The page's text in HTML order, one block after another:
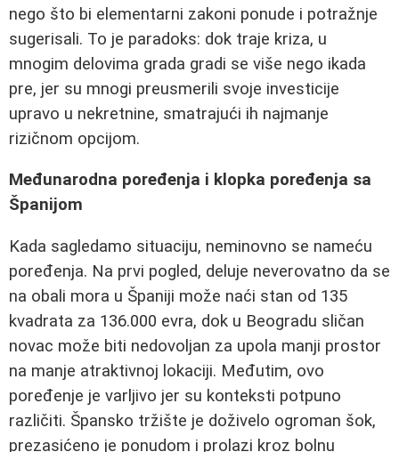
nego što bi elementarni zakoni ponude i potražnje
sugerisali. To je paradoks: dok traje kriza, u
mnogim delovima grada gradi se više nego ikada
pre, jer su mnogi preusmerili svoje investicije
upravo u nekretnine, smatrajući ih najmanje
rizičnom opcijom.
Međunarodna poređenja i klopka poređenja sa
Španijom
Kada sagledamo situaciju, neminovno se nameću
poređenja. Na prvi pogled, deluje neverovatno da se
na obali mora u Španiji može naći stan od 135
kvadrata za 136.000 evra, dok u Beogradu sličan
novac može biti nedovoljan za upola manji prostor
na manje atraktivnoj lokaciji. Međutim, ovo
poređenje je varljivo jer su konteksti potpuno
različiti. Špansko tržište je doživelo ogroman šok,
prezasićeno je ponudom i prolazi kroz bolnu